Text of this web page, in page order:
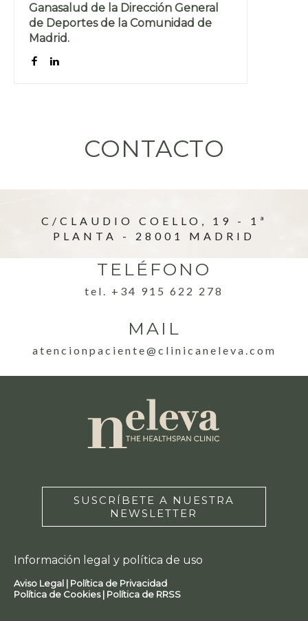
Ganasalud de la Dirección General
de Deportes de la Comunidad de
Madrid.
CONTACTO
C/CLAUDIO COELLO, 19 - 1ª
PLANTA - 28001 MADRID
TELÉFONO
tel. +34 915 622 278
MAIL
atencionpaciente@clinicaneleva.com
SUSCRÍBETE A NUESTRA
NEWSLETTER
Información legal y política de uso
Aviso Legal | Política de Privacidad
Política de Cookies | Política de RRSS